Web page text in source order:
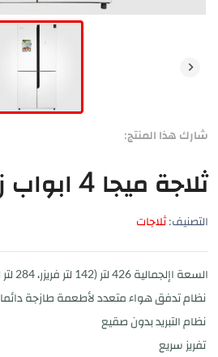
شارك هذا المنتج:
ثلاجة ميجا 4 ابواب زجاج ابيض
التصنيف:ثلاجات
السعة اإلجمالية 426 لتر (142 لتر فريزر، 284 لتر للثلاجة)
نظام تدفق هواء متعدد لأطعمة طازجة دائما
نظام التبريد بدون صقيع
تفريز سريع